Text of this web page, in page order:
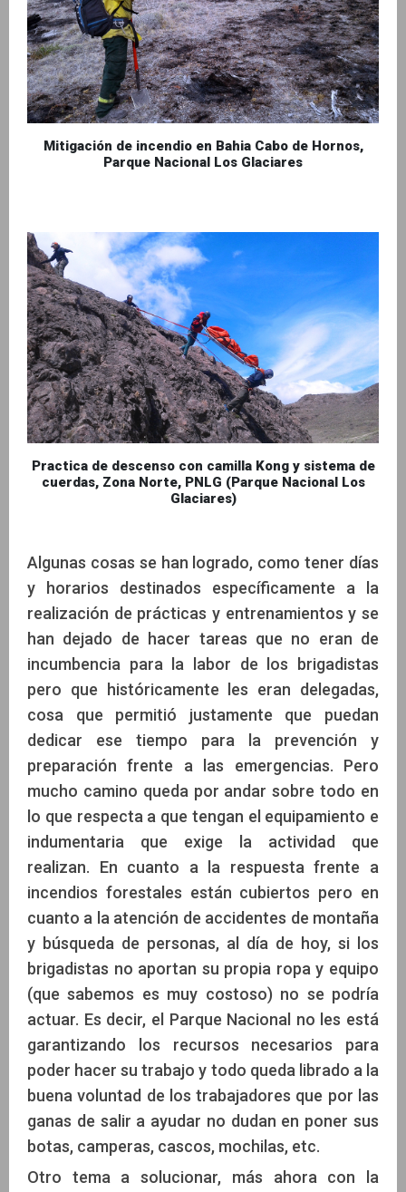
Mitigación de incendio en Bahia Cabo de Hornos,
Parque Nacional Los Glaciares
Practica de descenso con camilla Kong y sistema de
cuerdas, Zona Norte, PNLG (Parque Nacional Los
Glaciares)
Algunas cosas se han logrado, como tener días
y horarios destinados específicamente a la
realización de prácticas y entrenamientos y se
han dejado de hacer tareas que no eran de
incumbencia para la labor de los brigadistas
pero que históricamente les eran delegadas,
cosa que permitió justamente que puedan
dedicar ese tiempo para la prevención y
preparación frente a las emergencias. Pero
mucho camino queda por andar sobre todo en
lo que respecta a que tengan el equipamiento e
indumentaria que exige la actividad que
realizan. En cuanto a la respuesta frente a
incendios forestales están cubiertos pero en
cuanto a la atención de accidentes de montaña
y búsqueda de personas, al día de hoy, si los
brigadistas no aportan su propia ropa y equipo
(que sabemos es muy costoso) no se podría
actuar. Es decir, el Parque Nacional no les está
garantizando los recursos necesarios para
poder hacer su trabajo y todo queda librado a la
buena voluntad de los trabajadores que por las
ganas de salir a ayudar no dudan en poner sus
botas, camperas, cascos, mochilas, etc.
Otro tema a solucionar, más ahora con la